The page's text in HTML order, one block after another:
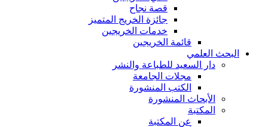
قصة نجاح
جائزة الخريج المتميز
خدمات الخريجين
قائمة الخريجين
البحث العلمي
دار السعيد للطباعة والنشر
مجلات الجامعة
الكتب المنشورة
الأبحاث المنشورة
المكتبة
عن المكتبة